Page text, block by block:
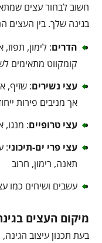
חשוב לבחור עצים
בגינה שלך. בין העצים
הדרים: לימון,
קומקווט מתאימים
עצי נשירים: שזיף,
אך מניבים פירות
עצי טרופיים: מנגו,
עצי פרי ים-תיכוני:
תאנה, רימון, חרוב
עשבים ושיחים כמו
מיקום העצים
בעת תכנון עיצוב